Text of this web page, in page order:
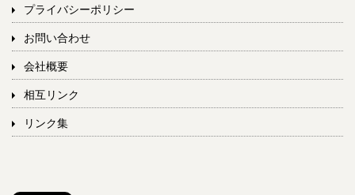
プライバシーポリシー
お問い合わせ
会社概要
相互リンク
リンク集